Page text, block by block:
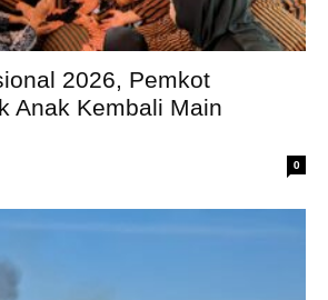
2026, Pemkot
Anak Kembali Main
0